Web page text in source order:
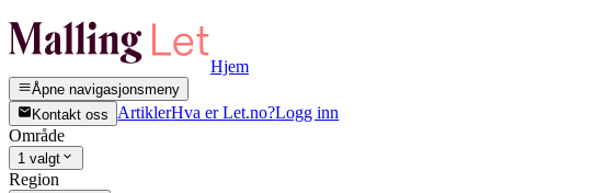
Hjem
Åpne navigasjonsmeny
Kontakt oss
ArtiklerHva er Let.no?Logg inn
Område
1 valgt
Region